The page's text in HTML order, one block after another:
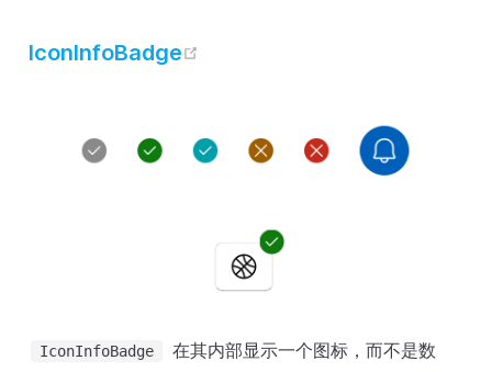
IconInfoBadge
IconInfoBadge 在其内部显示一个图标，而不是数